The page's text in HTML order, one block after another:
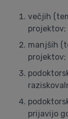
večjih
projektov;
manjših
projektov;
prijavijo